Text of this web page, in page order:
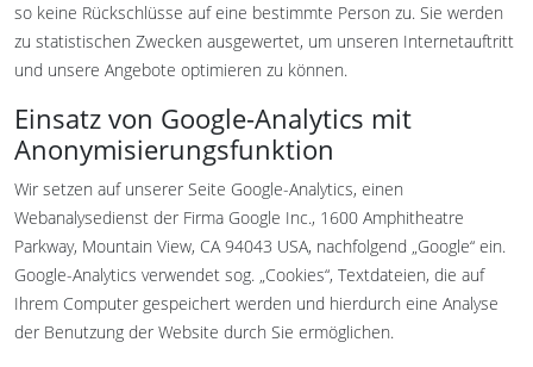
so keine Rückschlüsse auf eine bestimmte Person zu. Sie werden
zu statistischen Zwecken ausgewertet, um unseren Internetauftritt
und unsere Angebote optimieren zu können.
Einsatz von Google-Analytics mit
Anonymisierungsfunktion
Wir setzen auf unserer Seite Google-Analytics, einen
Webanalysedienst der Firma Google Inc., 1600 Amphitheatre
Parkway, Mountain View, CA 94043 USA, nachfolgend „Google“ ein.
Google-Analytics verwendet sog. „Cookies“, Textdateien, die auf
Ihrem Computer gespeichert werden und hierdurch eine Analyse
der Benutzung der Website durch Sie ermöglichen.